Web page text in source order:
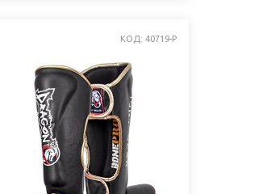
КОД: 40719-Р